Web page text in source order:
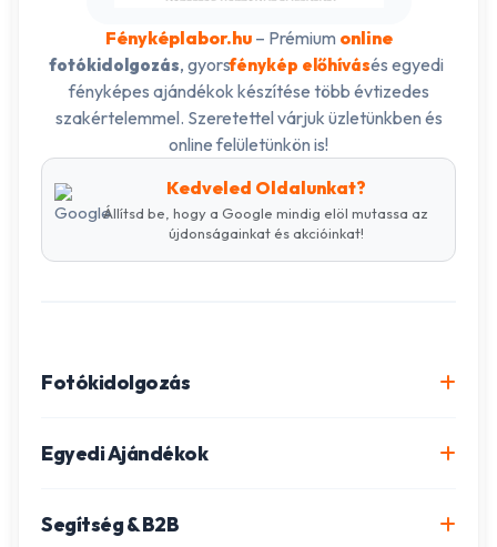
Fényképlabor.hu– Prémium online
fotókidolgozás, gyorsfénykép előhívásés egyedi
fényképes ajándékok készítése több évtizedes
szakértelemmel. Szeretettel várjuk üzletünkben és
online felületünkön is!
Kedveled Oldalunkat?
Állítsd be, hogy a Google mindig elöl mutassa az
újdonságainkat és akcióinkat!
Fotókidolgozás
Igazolványkép készítés
Egyedi Ajándékok
Segítség & B2B